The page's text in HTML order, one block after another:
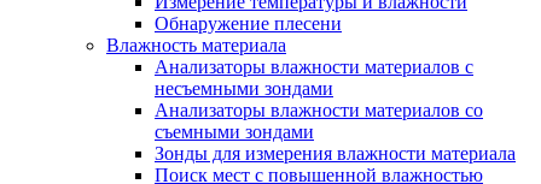
Обнаружение плесени
Влажность материала
Анализаторы влажности материалов с
несъемными зондами
Анализаторы влажности материалов со
съемными зондами
Зонды для измерения влажности материала
Поиск мест с повышенной влажностью